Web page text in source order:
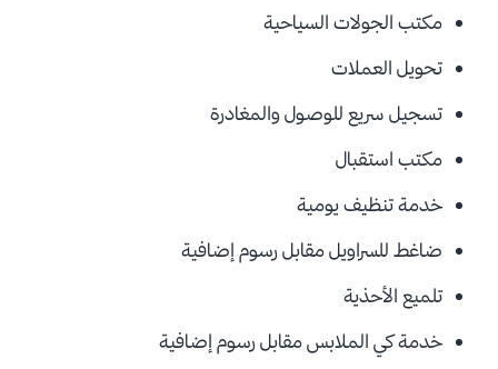
مكتب الجولات السياحية
تحويل العملات
تسجيل سريع للوصول والمغادرة
مكتب استقبال
خدمة تنظيف يومية
ضاغط للسراويل مقابل رسوم إضافية
تلميع الأحذية
خدمة كي الملابس مقابل رسوم إضافية